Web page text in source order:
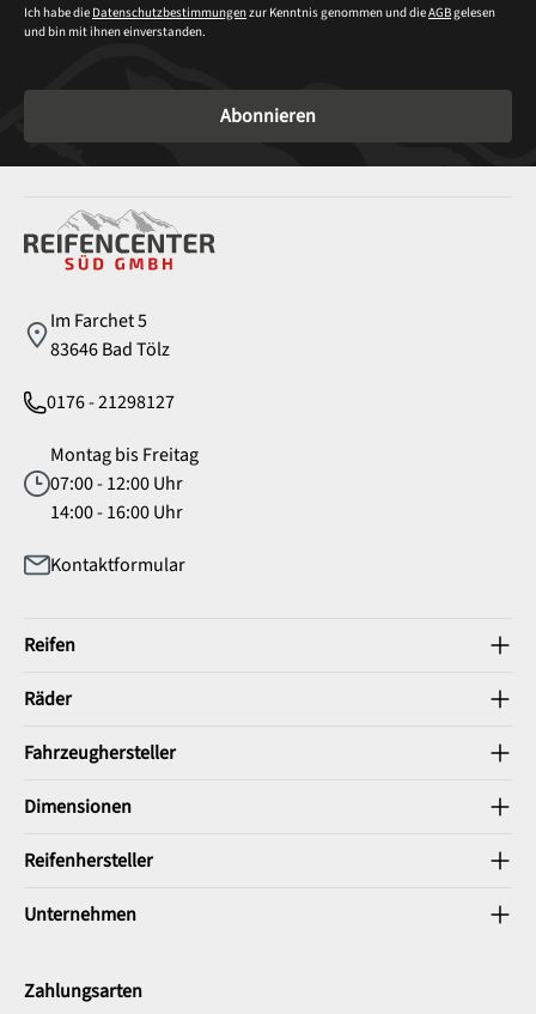
Ich habe die Datenschutzbestimmungenzur Kenntnis genommen und dieAGBgelesen
und bin mit ihnen einverstanden.
Abonnieren
Im Farchet 5
83646 Bad Tölz
0176 - 21298127
Montag bis Freitag
07:00 - 12:00 Uhr
14:00 - 16:00 Uhr
Kontaktformular
Reifen
Räder
Fahrzeughersteller
Dimensionen
Reifenhersteller
Unternehmen
Zahlungsarten